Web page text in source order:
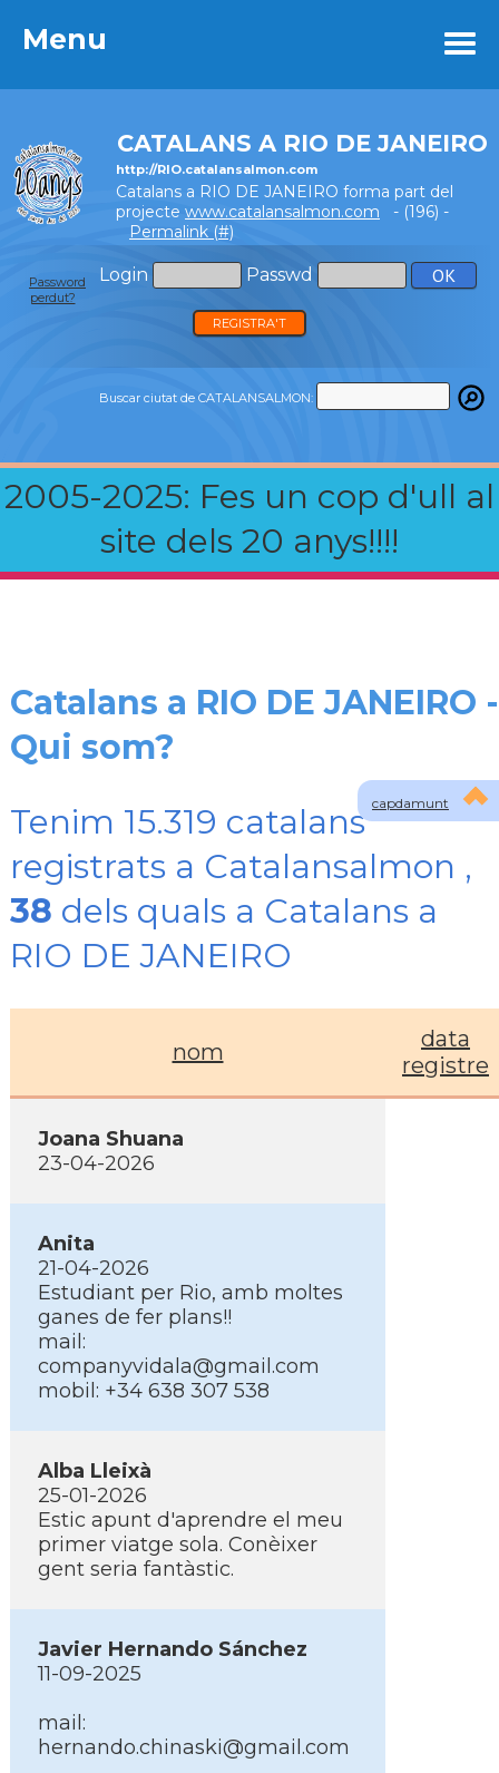
Menu
CATALANS A RIO DE JANEIRO
http://RIO.catalansalmon.com
Catalans a RIO DE JANEIRO forma part del
projecte www.catalansalmon.com - (196) -
Permalink (#)
Login Passwd
Password
perdut?
REGISTRA'T
Buscar ciutat de CATALANSALMON:
2005-2025: Fes un cop d'ull al
site dels 20 anys!!!!
Menu
capdamunt
Catalans a RIO DE JANEIRO -
Qui som?
Tenim 15.319 catalans
registrats a Catalansalmon ,
38 dels quals a Catalans a
RIO DE JANEIRO
nom
data
registre
Joana Shuana
23-04-2026
Anita
21-04-2026
Estudiant per Rio, amb moltes
ganes de fer plans!!
mail:
companyvidala@gmail.com
mobil: +34 638 307 538
Alba Lleixà
25-01-2026
Estic apunt d'aprendre el meu
primer viatge sola. Conèixer
gent seria fantàstic.
Javier Hernando Sánchez
11-09-2025
mail:
hernando.chinaski@gmail.com